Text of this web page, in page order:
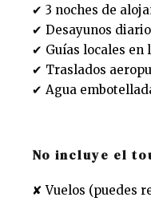
✔ 3 noches de
✔ Desayunos
✔ Guías locales en
✔ Traslados
✔ Agua
No incluye el
✘ Vuelos (puedes